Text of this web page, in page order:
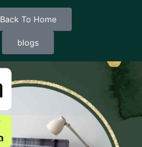
Back To Home
blogs